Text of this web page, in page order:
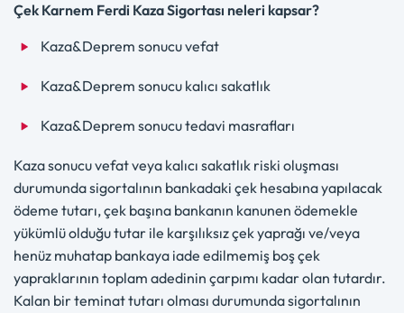
Çek Karnem Ferdi Kaza Sigortası neleri kapsar?
Kaza&Deprem sonucu vefat
Kaza&Deprem sonucu kalıcı sakatlık
Kaza&Deprem sonucu tedavi masrafları
Kaza sonucu vefat veya kalıcı sakatlık riski oluşması
durumunda sigortalının bankadaki çek hesabına yapılacak
ödeme tutarı, çek başına bankanın kanunen ödemekle
yükümlü olduğu tutar ile karşılıksız çek yaprağı ve/veya
henüz muhatap bankaya iade edilmemiş boş çek
yapraklarının toplam adedinin çarpımı kadar olan tutardır.
Kalan bir teminat tutarı olması durumunda sigortalının